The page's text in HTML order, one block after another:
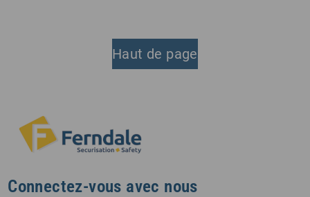
Haut de page
Connectez-vous avec nous